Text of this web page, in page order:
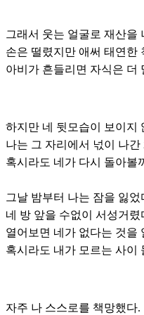
그래서 웃는 얼굴로 재산을
손은 떨렸지만 애써 태연한
아비가 흔들리면 자식은 더
하지만 네 뒷모습이 보이지
나는 그 자리에서 넋이 나
혹시라도 네가 다시 돌아볼
그날 밤부터 나는 잠을 잃었
네 방 앞을 수없이 서성거렸
열어보면 네가 없다는 것을
혹시라도 내가 모르는 사이
자주 나 스스로를 책망했다.